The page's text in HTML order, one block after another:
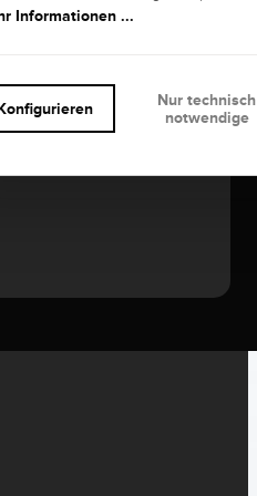
Diamant
Informationen ...
Nur technisch
notwendige